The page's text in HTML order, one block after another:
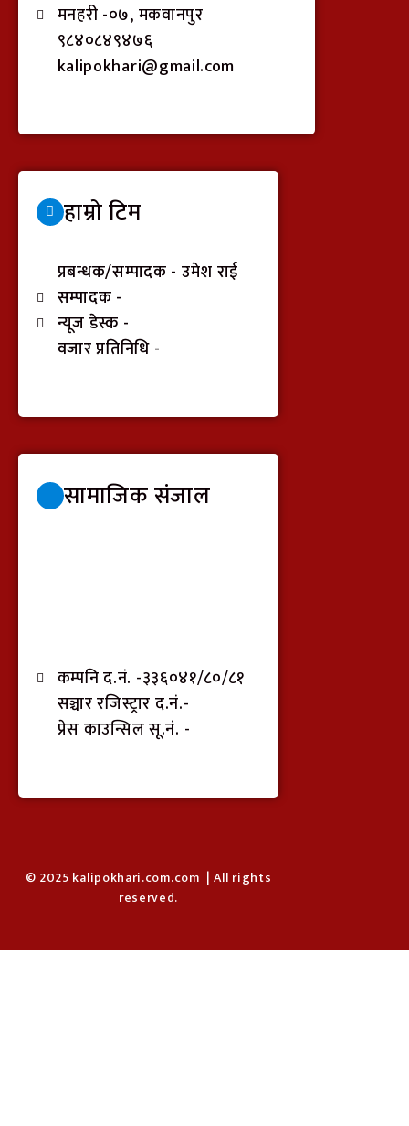
मनहरी -०७, मकवानपुर
९८४०८४९४७६
kalipokhari@gmail.com
हाम्रो टिम
प्रबन्धक/सम्पादक - उमेश राई
सम्पादक -
न्यूज डेस्क -
वजार प्रतिनिधि -
सामाजिक संजाल
कम्पनि द.नं. -३३६०४१/८०/८१
सञ्चार रजिस्ट्रार द.नं.-
प्रेस काउन्सिल सू.नं. -
© 2025 kalipokhari.com.com | All rights
reserved.